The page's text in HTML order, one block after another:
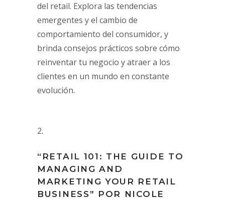
del retail. Explora las tendencias
emergentes y el cambio de
comportamiento del consumidor, y
brinda consejos prácticos sobre cómo
reinventar tu negocio y atraer a los
clientes en un mundo en constante
evolución.
“RETAIL 101: THE GUIDE TO
MANAGING AND
MARKETING YOUR RETAIL
BUSINESS” POR NICOLE